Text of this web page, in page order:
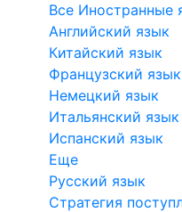
Все Иностранные
Английский язык
Китайский язык
Французский язык
Немецкий язык
Итальянский язык
Испанский язык
Еще
Русский язык
Стратегия